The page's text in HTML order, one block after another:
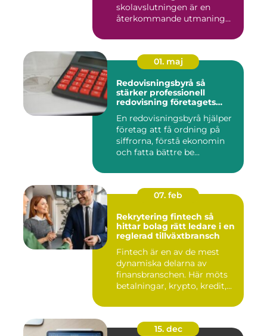
skolavslutningen är en
återkommande utmaning
01. maj
Redovisningsbyrå så
stärker professionell
redovisning företagets
En redovisningsbyrå hjälper
företag att få ordning på
siffrorna, förstå ekonomin
och fatta bättre be...
07. feb
Rekrytering fintech så
hittar bolag rätt ledare i en
reglerad tillväxtbransch
Fintech är en av de mest
dynamiska delarna av
finansbranschen. Här möts
betalningar, krypto, kredit,...
15. dec